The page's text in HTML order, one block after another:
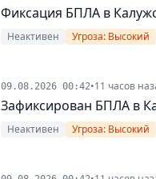
Фиксация БПЛА в
Неактивен Угроза: Высокий
09.08.2026 00:42•11 часов
Зафиксирован БПЛА в
Неактивен Угроза: Высокий